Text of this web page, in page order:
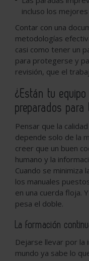
incluso los
Contar con una
metodologías
casi como tener un
para protegerse y
revisión, que el
¿Están tu
preparados
Pensar que la
depende solo de la
creer que un buen
humano y la
Cuando se minimiza
los manuales
en una cuerda floja.
pesa el doble.
La formación
Dejarse llevar por la
mundo ya sabe lo